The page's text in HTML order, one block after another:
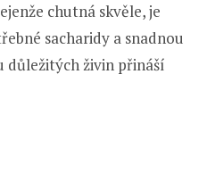
chutná skvěle, je
sacharidy a snadnou
důležitých živin přináší